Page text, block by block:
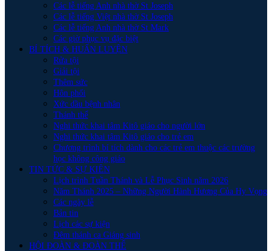
Các lễ tiếng Anh nhà thờ St Joseph
Các lễ tiếng Việt nhà thờ St Joseph
Các lễ tiếng Anh nhà thờ St Mark
Các giờ phục vụ đặc biệt
BÍ TÍCH & HUẤN LUYỆN
Rửa tội
Giải tội
Thêm sức
Hôn phối
Xức dầu bệnh nhân
Thánh thể
Nghi thức khai tâm Kitô giáo cho người lớn
Nghi thức khai tâm Kitô giáo cho trẻ em
Chương trình bí tích dành cho các trẻ em thuộc các trường
học không công giáo
TIN TỨC & SỰ KIÊN
Lịch trình Tuần Thánh và Lễ Phục Sinh năm 2026
Năm Thánh 2025 – Những Người Hành Hương Của Hy Vọng
Các ngày lễ
Bản tin
Lịch các sự kiện
Đêm thánh ca Giáng sinh
HỘI ĐOÀN & ĐOÀN THỂ